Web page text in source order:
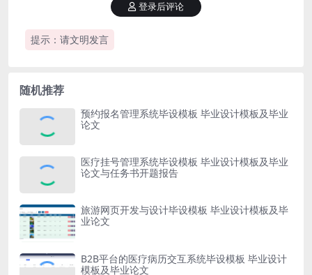
提示：请文明发言
登录后评论
随机推荐
预约报名管理系统毕设模板 毕业设计模板及毕业
论文
医疗挂号管理系统毕设模板 毕业设计模板及毕业
论文与任务书开题报告
旅游网页开发与设计毕设模板 毕业设计模板及毕
业论文
B2B平台的医疗病历交互系统毕设模板 毕业设计
模板及毕业论文